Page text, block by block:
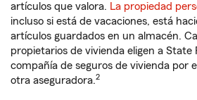
artículos que valora. La propiedad
incluso si está de vacaciones, está
artículos guardados en un almacén.
propietarios de vivienda eligen a State
compañía de seguros de vivienda por
otra aseguradora.2